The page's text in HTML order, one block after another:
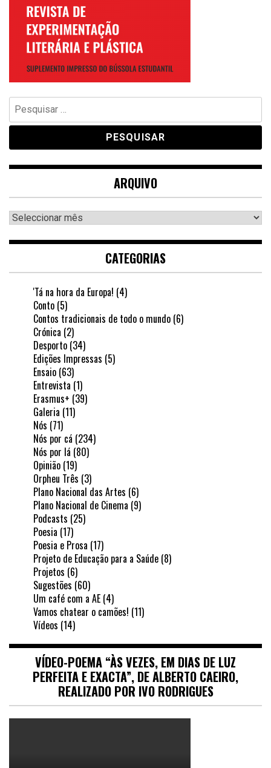
Pesquisar
por:
ARQUIVO
Arquivo
CATEGORIAS
'Tá na hora da Europa! (4)
Conto (5)
Contos tradicionais de todo o mundo (6)
Crónica (2)
Desporto (34)
Edições Impressas (5)
Ensaio (63)
Entrevista (1)
Erasmus+ (39)
Galeria (11)
Nós (71)
Nós por cá (234)
Nós por lá (80)
Opinião (19)
Orpheu Três (3)
Plano Nacional das Artes (6)
Plano Nacional de Cinema (9)
Podcasts (25)
Poesia (17)
Poesia e Prosa (17)
Projeto de Educação para a Saúde (8)
Projetos (6)
Sugestões (60)
Um café com a AE (4)
Vamos chatear o camões! (11)
Vídeos (14)
VÍDEO-POEMA “ÀS VEZES, EM DIAS DE LUZ
PERFEITA E EXACTA”, DE ALBERTO CAEIRO,
REALIZADO POR IVO RODRIGUES